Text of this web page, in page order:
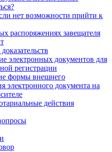
нет возможности прийти к
распоряжениях завещателя
электронных документов для
регистрации
формы внешнего
электронного документа на
действия